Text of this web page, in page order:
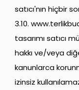
satıcı'nın hiçbir
3.10.
tasarımı satıcı
hakkı ve/veya
kanunlarca
izinsiz